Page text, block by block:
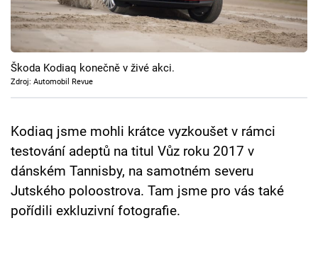
Cool Esport
Pořady
TV Program
Přihlášení
Sledujte nás
Škoda Kodiaq konečně v živé akci.
Zdroj: Automobil Revue
Kodiaq jsme mohli krátce vyzkoušet v rámci
testování adeptů na titul Vůz roku 2017 v
dánském Tannisby, na samotném severu
Jutského poloostrova. Tam jsme pro vás také
pořídili exkluzivní fotografie.